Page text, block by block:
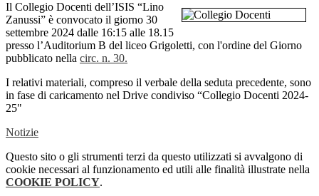
Il Collegio Docenti dell’ISIS “Lino
Zanussi” è convocato il giorno 30
settembre 2024 dalle 16:15 alle 18.15
presso l’Auditorium B del liceo Grigoletti, con l'ordine del Giorno
pubblicato nella circ. n. 30.
I relativi materiali, compreso il verbale della seduta precedente, sono
in fase di caricamento nel Drive condiviso “Collegio Docenti 2024-
25"
Notizie
Questo sito o gli strumenti terzi da questo utilizzati si avvalgono di
cookie necessari al funzionamento ed utili alle finalità illustrate nella
COOKIE POLICY.